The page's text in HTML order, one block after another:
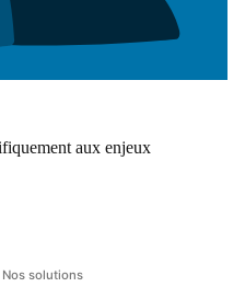
aux enjeux
Nos solutions